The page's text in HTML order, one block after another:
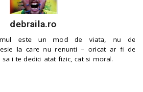
debraila.ro
este un mod de viata, nu de
la care nu renunti – oricat ar fi de
i te dedici atat fizic, cat si moral.